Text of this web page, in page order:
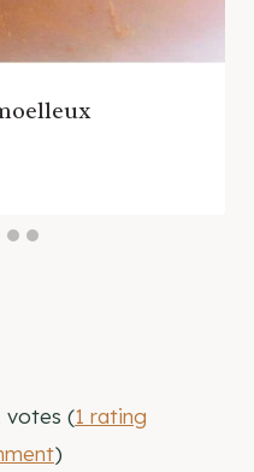
votes (1 rating
)